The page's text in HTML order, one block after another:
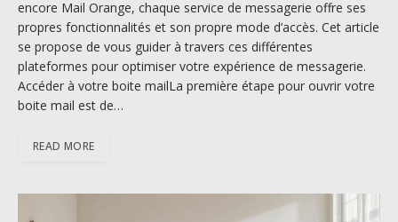
encore Mail Orange, chaque service de messagerie offre ses
propres fonctionnalités et son propre mode d’accès. Cet article
se propose de vous guider à travers ces différentes
plateformes pour optimiser votre expérience de messagerie.
Accéder à votre boite mailLa première étape pour ouvrir votre
boite mail est de…
READ MORE